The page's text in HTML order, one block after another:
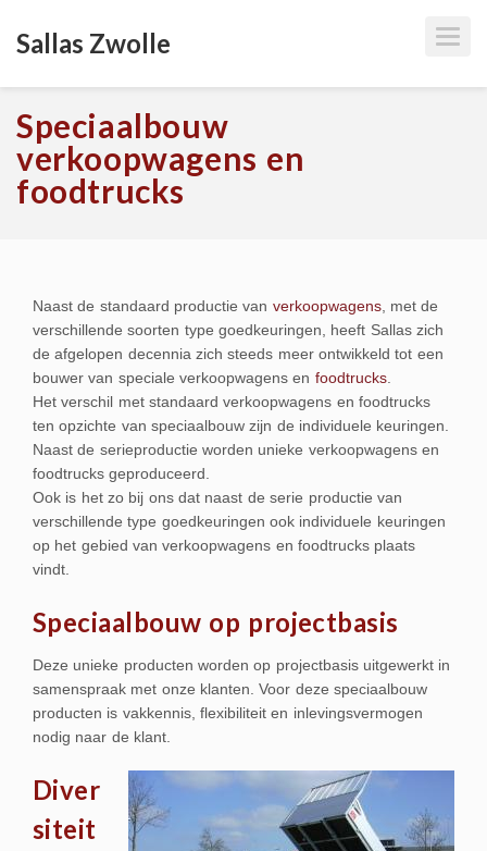
T
O
L
Sallas Zwolle
Speciaalbouw
verkoopwagens en
foodtrucks
Naast de standaard productie van verkoopwagens, met de
verschillende soorten type goedkeuringen, heeft Sallas zich
de afgelopen decennia zich steeds meer ontwikkeld tot een
bouwer van speciale verkoopwagens en foodtrucks.
Het verschil met standaard verkoopwagens en foodtrucks
ten opzichte van speciaalbouw zijn de individuele keuringen.
Naast de serieproductie worden unieke verkoopwagens en
foodtrucks geproduceerd.
Ook is het zo bij ons dat naast de serie productie van
verschillende type goedkeuringen ook individuele keuringen
op het gebied van verkoopwagens en foodtrucks plaats
vindt.
Speciaalbouw op projectbasis
Deze unieke producten worden op projectbasis uitgewerkt in
samenspraak met onze klanten. Voor deze speciaalbouw
producten is vakkennis, flexibiliteit en inlevingsvermogen
nodig naar de klant.
Diver
siteit